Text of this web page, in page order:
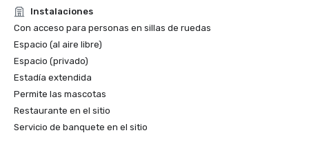
Instalaciones
Con acceso para personas en sillas de ruedas
Espacio (al aire libre)
Espacio (privado)
Estadía extendida
Permite las mascotas
Restaurante en el sitio
Servicio de banquete en el sitio